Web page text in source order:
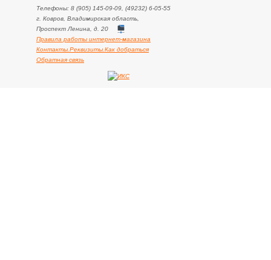
Телефоны: 8 (905) 145-09-09, (49232) 6-05-55
г. Ковров, Владимирская область,
Проспект Ленина, д. 20
Правила работы интернет-магазина
Контакты.Реквизиты.Как добраться
Обратная связь